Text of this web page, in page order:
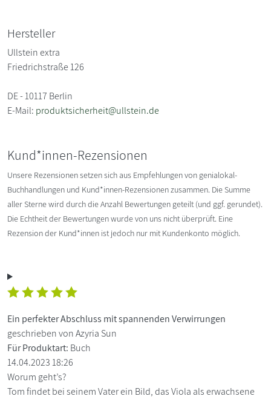
Hersteller
Ullstein extra
Friedrichstraße 126
DE - 10117 Berlin
E-Mail: produktsicherheit@ullstein.de
Kund*innen-Rezensionen
Unsere Rezensionen setzen sich aus Empfehlungen von genialokal-
Buchhandlungen und Kund*innen-Rezensionen zusammen. Die Summe
aller Sterne wird durch die Anzahl Bewertungen geteilt (und ggf. gerundet).
Die Echtheit der Bewertungen wurde von uns nicht überprüft. Eine
Rezension der Kund*innen ist jedoch nur mit Kundenkonto möglich.
Ein perfekter Abschluss mit spannenden Verwirrungen
geschrieben von Azyria Sun
Für Produktart: Buch
14.04.2023 18:26
Worum geht’s?
Tom findet bei seinem Vater ein Bild, das Viola als erwachsene